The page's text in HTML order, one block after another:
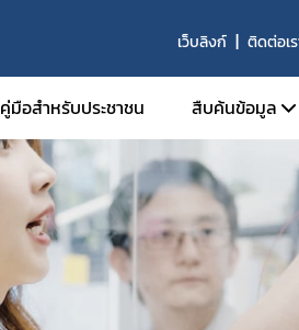
เว็บลิงก์ ติดต่อเ
คู่มือสำหรับประชาชน สืบค้นข้อมูล
สืบค้นข้อ
ระบบค้
ระบบ
ค้นหาผู้ได้